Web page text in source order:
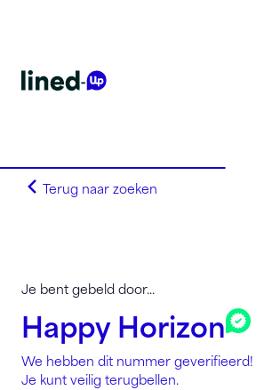
Terug naar zoeken
Je bent gebeld door...
Happy Horizon
We hebben dit nummer geverifieerd!
Je kunt veilig terugbellen.
Homepagina
Lined-Up Business
Tarieven
Stel je vragen
Registreren